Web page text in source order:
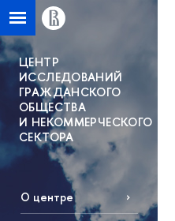
ЦЕНТР
ИССЛЕДОВАНИЙ
ГРАЖДАНСКОГО
ОБЩЕСТВА
И НЕКОММЕРЧЕСКОГО
СЕКТОРА
О центре